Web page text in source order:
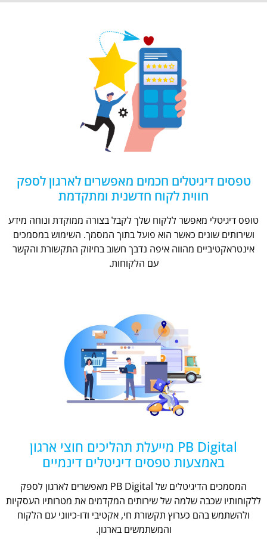
טפסים דיגיטלים חכמים מאפשרים לארגון לספק
חווית לקוח חדשנית ומתקדמת
טופס דיגיטלי מאפשר ללקוח שלך לקבל בצורה ממוקדת ונוחה מידע
ושירותים שונים כאשר הוא פועל בתוך המסמך. השימוש במסמכים
אינטראקטיביים מהווה איפה נדבך חשוב בחיזוק התקשורת והקשר
עם הלקוחות.
PB Digital מייעלת תהליכים חוצי ארגון
באמצעות טפסים דיגיטלים דינמיים
המסמכים הדיגיטלים של PB Digital מאפשרים לארגון לספק
ללקוחותיו שכבה שלמה של שירותים המקדמים את מטרותיו העסקיות
ולהשתמש בהם כערוץ תקשורת חי, אקטיבי ודו-כיווני עם הלקוח
והמשתמשים בארגון.